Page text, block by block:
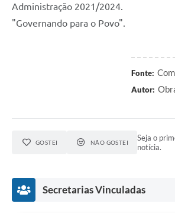
Administração 2021/2024.
"Governando para o Povo".
Fonte:
Autor:
GOSTEI NÃO GOSTEI
Seja o
notícia.
Secretarias Vinculadas